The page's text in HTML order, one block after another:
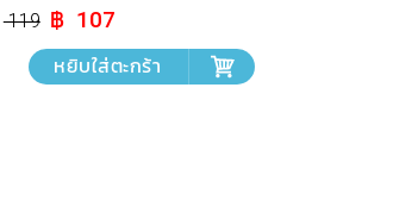
119 Original
price
was:
฿ 119.
107Current
is:
฿ 107.
หยิบใส่ตะกร้า